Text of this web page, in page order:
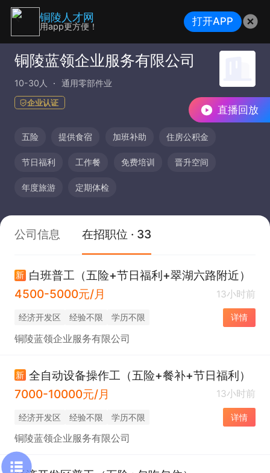
直播回放
铜陵蓝领企业服务有限公司
10-30人 通用零部件业
企业认证
五险 提供食宿 加班补助 住房公积金
节日福利 工作餐 免费培训 晋升空间
年度旅游 定期体检
公司信息 在招职位 · 33
新 白班普工（五险+节日福利+翠湖六路附近）
4500-5000元/月
13小时前
经济开发区 经验不限 学历不限 详情
铜陵蓝领企业服务有限公司
新 全自动设备操作工（五险+餐补+节日福利）
7000-10000元/月
13小时前
经济开发区 经验不限 学历不限 详情
铜陵蓝领企业服务有限公司
铜陵人才网
用app更方便！ 打开APP